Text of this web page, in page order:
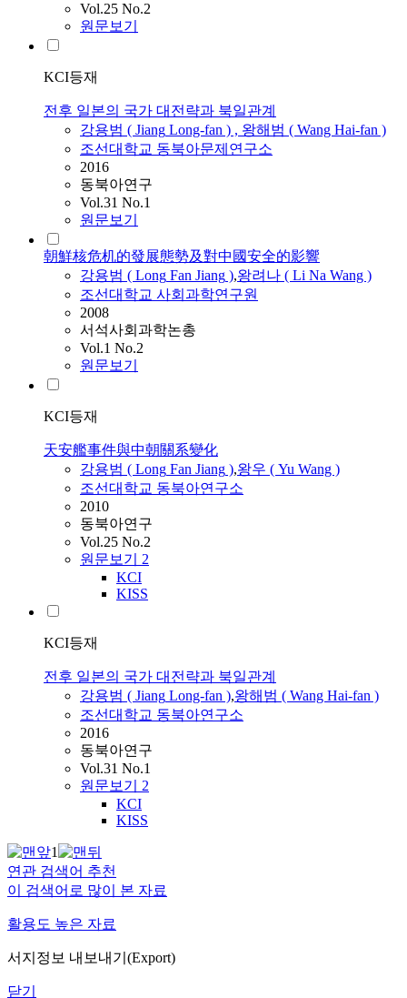
Vol.25 No.2
원문보기
KCI등재
전후 일본의 국가 대전략과 북일관계
강용범 ( Jiang Long-fan ) , 왕해범 ( Wang Hai-fan )
조선대학교 동북아문제연구소
2016
동북아연구
Vol.31 No.1
원문보기
朝鮮核危机的發展態勢及對中國安全的影響
강용범 ( Long Fan Jiang ),왕려나 ( Li Na Wang )
조선대학교 사회과학연구원
2008
서석사회과학논총
Vol.1 No.2
원문보기
KCI등재
天安艦事件與中朝關系變化
강용범 ( Long Fan Jiang ),왕우 ( Yu Wang )
조선대학교 동북아연구소
2010
동북아연구
Vol.25 No.2
원문보기 2
KCI
KISS
KCI등재
전후 일본의 국가 대전략과 북일관계
강용범 ( Jiang Long-fan ),왕해범 ( Wang Hai-fan )
조선대학교 동북아연구소
2016
동북아연구
Vol.31 No.1
원문보기 2
KCI
KISS
1
연관 검색어 추천
이 검색어로 많이 본 자료
활용도 높은 자료
서지정보 내보내기(Export)
닫기